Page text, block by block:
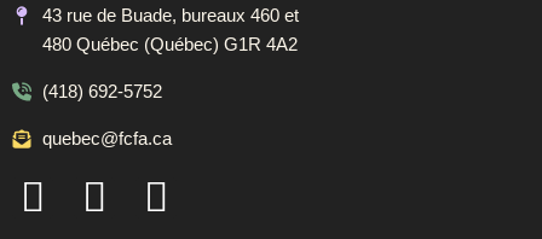
43 rue de Buade, bureaux 460 et
480 Québec (Québec) G1R 4A2
(418) 692-5752
quebec@fcfa.ca
F
a
I
n
L
i